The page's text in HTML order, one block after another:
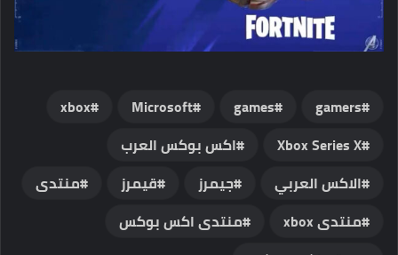
gamers
games
Microsoft
xbox
Xbox Series X
اكس بوكس العرب
الاكس العربي
جيمرز قيمرز
منتدى
منتدى xbox
منتدى اكس بوكس